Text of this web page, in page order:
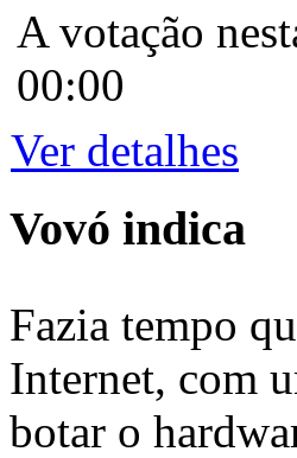
A votação
00:00
Ver detalhes
Vovó indica
Fazia tempo
Internet, com
botar o